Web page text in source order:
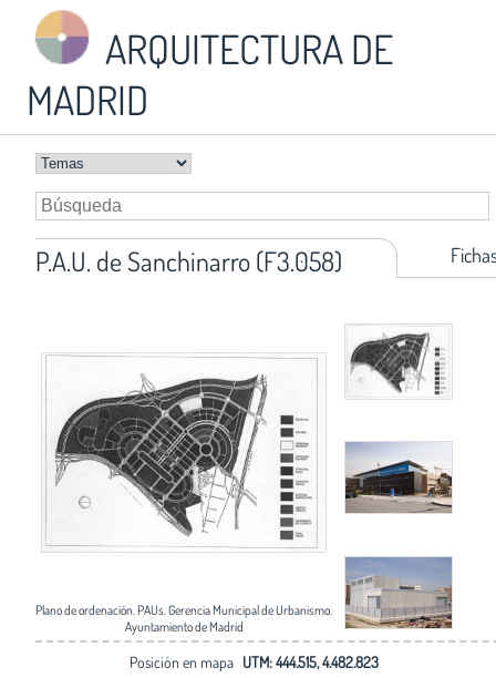
ARQUITECTURA DE
MADRID
P.A.U. de Sanchinarro (F3.058)
Plano de ordenación. PAUs. Gerencia Municipal de Urbanismo.
Ayuntamiento de Madrid
Posición en mapa UTM: 444.515, 4.482.823